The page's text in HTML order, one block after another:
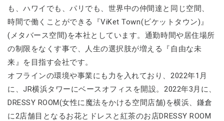
も、ハワイでも、パリでも、世界中の仲間達と同じ空間、
時間で働くことができる『ViKet Town(ビケットタウン)』
(メタバース空間)を本社としています。通勤時間や居住場所
の制限をなくす事で、人生の選択肢が増える『自由な未
来』を目指す会社です。
オフラインの環境や事業にも力を入れており、2022年1月
に、JR横浜タワーにベースオフィスを開設。2022年3月に、
DRESSY ROOM(女性に魔法をかける空間店舗)を横浜、鎌倉
に2店舗目となるお花とドレスと紅茶のお店DRESSY ROOM